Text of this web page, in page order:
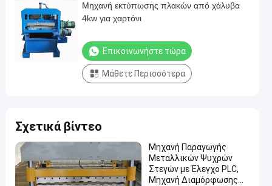
Μηχανή εκτύπωσης πλακών από χάλυβα
4kw για χαρτόνι
Επικοινωνήστε τώρα
Μάθετε Περισσότερα
Σχετικά βίντεο
Μηχανή Παραγωγής
Μεταλλικών Ψυχρών
Στεγών με Έλεγχο PLC,
Μηχανή Διαμόρφωσης